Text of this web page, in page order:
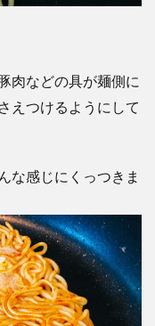
肉などの具が麺側に
えつけるようにして
な感じにくっつきま